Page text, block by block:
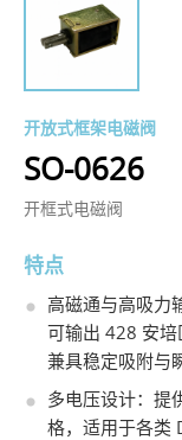
开放式框架电磁阀
SO-0626
开框式电磁阀
特点
高磁通与高吸力
可输出 428 安培
兼具稳定吸附与
多电压设计：提
格，适用于各类